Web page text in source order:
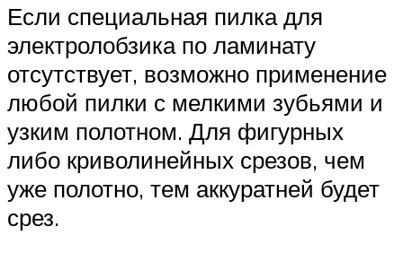
Если специальная пилка для
электролобзика по ламинату
отсутствует, возможно применение
любой пилки с мелкими зубьями и
узким полотном. Для фигурных
либо криволинейных срезов, чем
уже полотно, тем аккуратней будет
срез.